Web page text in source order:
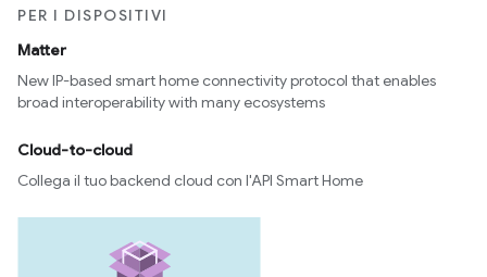
PER I DISPOSITIVI
Matter
New IP-based smart home connectivity protocol that enables
broad interoperability with many ecosystems
Cloud-to-cloud
Collega il tuo backend cloud con l'API Smart Home